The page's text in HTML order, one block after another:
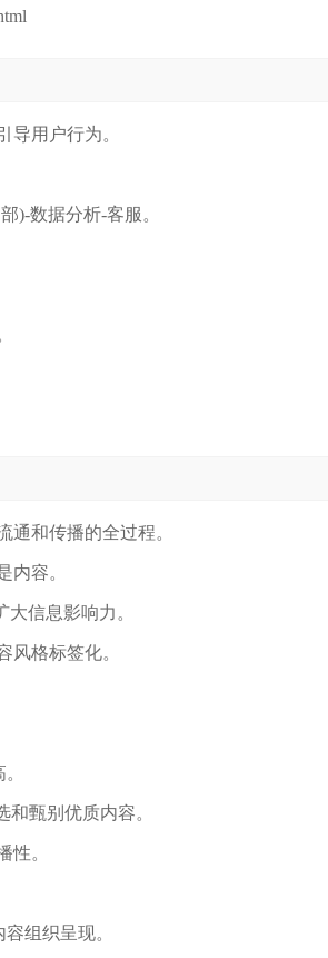
导用户行为。
)-数据分析-客服。
通和传播的全过程。
内容。
信息影响力。
风格标签化。
甄别优质内容。
性。
组织呈现。